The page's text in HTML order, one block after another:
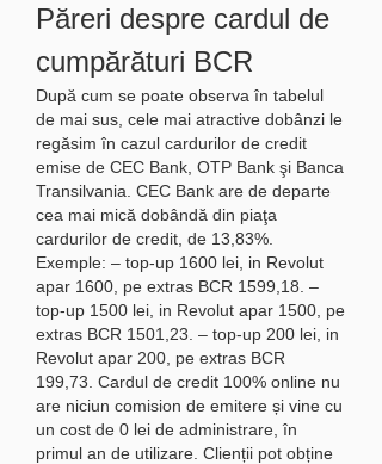
Păreri despre cardul de
cumpărături BCR
După cum se poate observa în tabelul
de mai sus, cele mai atractive dobânzi le
regăsim în cazul cardurilor de credit
emise de CEC Bank, OTP Bank şi Banca
Transilvania. CEC Bank are de departe
cea mai mică dobândă din piaţa
cardurilor de credit, de 13,83%.
Exemple: – top-up 1600 lei, in Revolut
apar 1600, pe extras BCR 1599,18. –
top-up 1500 lei, in Revolut apar 1500, pe
extras BCR 1501,23. – top-up 200 lei, in
Revolut apar 200, pe extras BCR
199,73. Cardul de credit 100% online nu
are niciun comision de emitere și vine cu
un cost de 0 lei de administrare, în
primul an de utilizare. Clienții pot obține